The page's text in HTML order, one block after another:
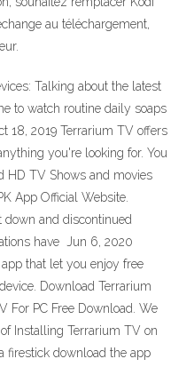
au téléchargement,
Talking about the latest
to watch routine daily soaps
18, 2019 Terrarium TV offers
you're looking for. You
HD TV Shows and movies
App Official Website.
and discontinued
have Jun 6, 2020
that let you enjoy free
Download Terrarium
For PC Free Download. We
Installing Terrarium TV on
firestick download the app